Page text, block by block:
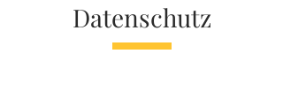
Datenschutz